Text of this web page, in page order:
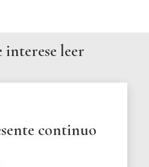
interese leer
continuo